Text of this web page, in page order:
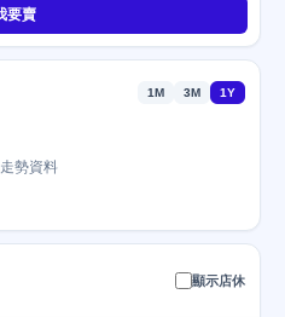
要賣
1M 3M 1Y
勢資料
顯示店休